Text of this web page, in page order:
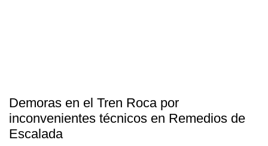
Demoras en el Tren Roca por
inconvenientes técnicos en Remedios de
Escalada